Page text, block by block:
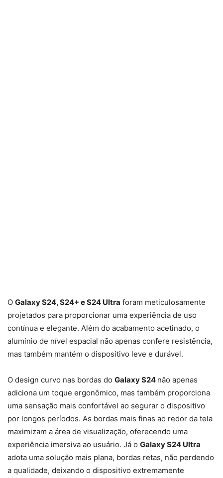
O Galaxy S24, S24+ e S24 Ultra foram meticulosamente
projetados para proporcionar uma experiência de uso
contínua e elegante. Além do acabamento acetinado, o
alumínio de nível espacial não apenas confere resistência,
mas também mantém o dispositivo leve e durável.
O design curvo nas bordas do Galaxy S24 não apenas
adiciona um toque ergonômico, mas também proporciona
uma sensação mais confortável ao segurar o dispositivo
por longos períodos. As bordas mais finas ao redor da tela
maximizam a área de visualização, oferecendo uma
experiência imersiva ao usuário. Já o Galaxy S24 Ultra
adota uma solução mais plana, bordas retas, não perdendo
a qualidade, deixando o dispositivo extremamente